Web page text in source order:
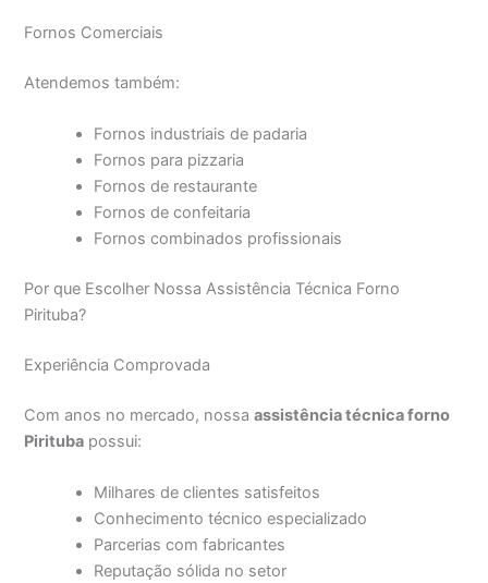
Fornos Comerciais
Atendemos também:
Fornos industriais de padaria
Fornos para pizzaria
Fornos de restaurante
Fornos de confeitaria
Fornos combinados profissionais
Por que Escolher Nossa Assistência Técnica Forno
Pirituba?
Experiência Comprovada
Com anos no mercado, nossaassistência técnica forno
Pirituba possui:
Milhares de clientes satisfeitos
Conhecimento técnico especializado
Parcerias com fabricantes
Reputação sólida no setor